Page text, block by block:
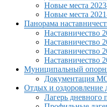
Новые места
Новые места
Панорама
Наставничество
Наставничество
Наставничество
Наставничество
Муниципальный
Документация
Отдых и оздоровление
Лагерь дневного